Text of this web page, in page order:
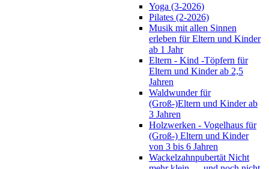
Yoga (3-2026)
Pilates (2-2026)
Musik mit allen Sinnen
erleben für Eltern und Kinder
ab 1 Jahr
Eltern - Kind -Töpfern für
Eltern und Kinder ab 2,5
Jahren
Waldwunder für
(Groß-)Eltern und Kinder ab
3 Jahren
Holzwerken - Vogelhaus für
(Groß-) Eltern und Kinder
von 3 bis 6 Jahren
Wackelzahnpubertät Nicht